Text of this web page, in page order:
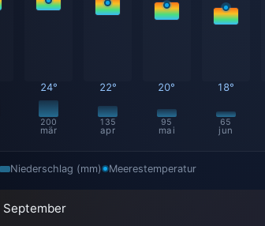
24°
200
mär
22°
135
apr
20°
95
mai
18°
65
jun
Niederschlag (mm) Meerestemperatur
September